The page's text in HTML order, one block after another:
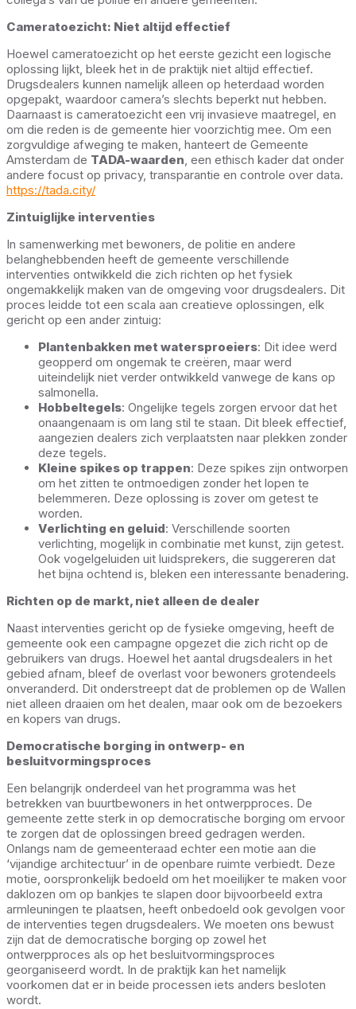
Cameratoezicht: Niet altijd effectief
Hoewel cameratoezicht op het eerste gezicht een logische
oplossing lijkt, bleek het in de praktijk niet altijd effectief.
Drugsdealers kunnen namelijk alleen op heterdaad worden
opgepakt, waardoor camera’s slechts beperkt nut hebben.
Daarnaast is cameratoezicht een vrij invasieve maatregel, en
om die reden is de gemeente hier voorzichtig mee. Om een
zorgvuldige afweging te maken, hanteert de Gemeente
Amsterdam de TADA-waarden, een ethisch kader dat onder
andere focust op privacy, transparantie en controle over data.
https://tada.city/
Zintuiglijke interventies
In samenwerking met bewoners, de politie en andere
belanghebbenden heeft de gemeente verschillende
interventies ontwikkeld die zich richten op het fysiek
ongemakkelijk maken van de omgeving voor drugsdealers. Dit
proces leidde tot een scala aan creatieve oplossingen, elk
gericht op een ander zintuig:
Plantenbakken met watersproeiers: Dit idee werd
geopperd om ongemak te creëren, maar werd
uiteindelijk niet verder ontwikkeld vanwege de kans op
salmonella.
Hobbeltegels: Ongelijke tegels zorgen ervoor dat het
onaangenaam is om lang stil te staan. Dit bleek effectief,
aangezien dealers zich verplaatsten naar plekken zonder
deze tegels.
Kleine spikes op trappen: Deze spikes zijn ontworpen
om het zitten te ontmoedigen zonder het lopen te
belemmeren. Deze oplossing is zover om getest te
worden.
Verlichting en geluid: Verschillende soorten
verlichting, mogelijk in combinatie met kunst, zijn getest.
Ook vogelgeluiden uit luidsprekers, die suggereren dat
het bijna ochtend is, bleken een interessante benadering.
Richten op de markt, niet alleen de dealer
Naast interventies gericht op de fysieke omgeving, heeft de
gemeente ook een campagne opgezet die zich richt op de
gebruikers van drugs. Hoewel het aantal drugsdealers in het
gebied afnam, bleef de overlast voor bewoners grotendeels
onveranderd. Dit onderstreept dat de problemen op de Wallen
niet alleen draaien om het dealen, maar ook om de bezoekers
en kopers van drugs.
Democratische borging in ontwerp- en
besluitvormingsproces
Een belangrijk onderdeel van het programma was het
betrekken van buurtbewoners in het ontwerpproces. De
gemeente zette sterk in op democratische borging om ervoor
te zorgen dat de oplossingen breed gedragen werden.
Onlangs nam de gemeenteraad echter een motie aan die
‘vijandige architectuur’ in de openbare ruimte verbiedt. Deze
motie, oorspronkelijk bedoeld om het moeilijker te maken voor
daklozen om op bankjes te slapen door bijvoorbeeld extra
armleuningen te plaatsen, heeft onbedoeld ook gevolgen voor
de interventies tegen drugsdealers. We moeten ons bewust
zijn dat de democratische borging op zowel het
ontwerpproces als op het besluitvormingsproces
georganiseerd wordt. In de praktijk kan het namelijk
voorkomen dat er in beide processen iets anders besloten
wordt.